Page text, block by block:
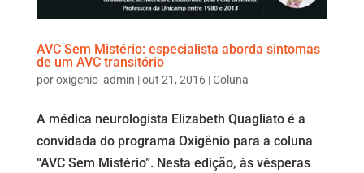
AVC Sem Mistério: especialista aborda sintomas
de um AVC transitório
poroxigenio_admin |out 21, 2016|Coluna
A médica neurologista Elizabeth Quagliato é a
convidada do programa Oxigênio para a coluna
“AVC Sem Mistério”. Nesta edição, às vésperas